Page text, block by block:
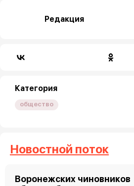
Редакция
Категория
общество
Новостной поток
Воронежских чиновников